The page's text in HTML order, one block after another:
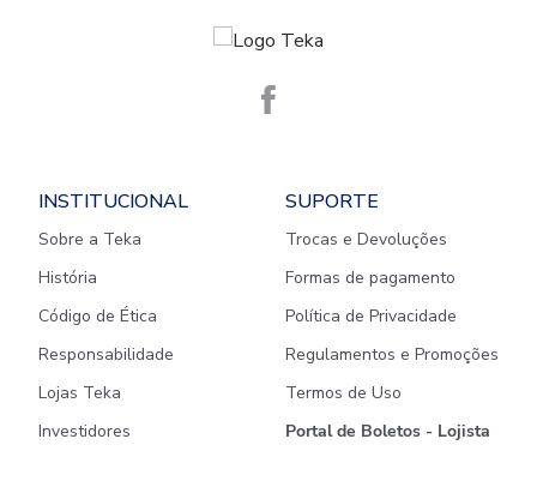
INSTITUCIONAL
Sobre a Teka
História
Código de Ética
Responsabilidade
Lojas Teka
Investidores
SUPORTE
Trocas e Devoluções
Formas de pagamento
Política de Privacidade
Regulamentos e Promoções
Termos de Uso
Portal de Boletos - Lojista